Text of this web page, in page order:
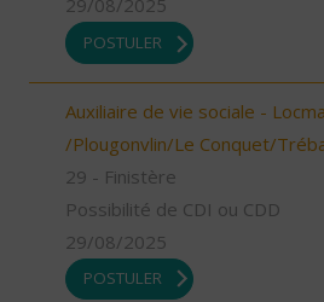
29/08/2025
POSTULER
Auxiliaire de vie sociale -
/Plougonvlin/Le Conquet/
29 - Finistère
Possibilité de CDI ou CDD
29/08/2025
POSTULER